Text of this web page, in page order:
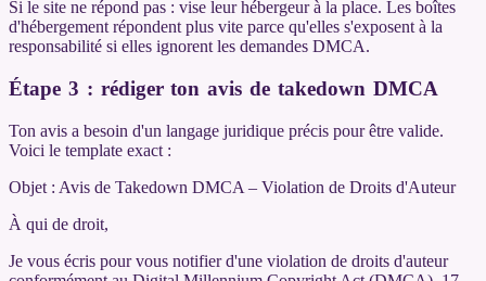
Si le site ne répond pas : vise leur hébergeur à la place. Les boîtes
d'hébergement répondent plus vite parce qu'elles s'exposent à la
responsabilité si elles ignorent les demandes DMCA.
Étape 3 : rédiger ton avis de takedown DMCA
Ton avis a besoin d'un langage juridique précis pour être valide.
Voici le template exact :
Objet : Avis de Takedown DMCA – Violation de Droits d'Auteur
À qui de droit,
Je vous écris pour vous notifier d'une violation de droits d'auteur